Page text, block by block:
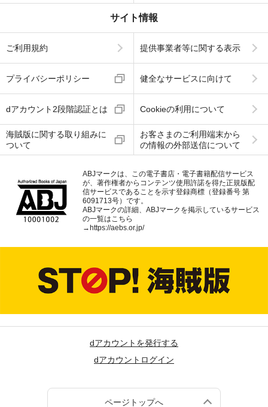
サイト情報
ご利用規約 提供事業者等に関する表示
プライバシーポリシー 健全なサービスに向けて
dアカウント2段階認証とは Cookieの利用について
海賊版に関する取り組みに
ついて
お客さまのご利用端末から
の情報の外部送信について
ABJマークは、この電子書店・電子書籍配信サービス
が、著作権者からコンテンツ使用許諾を得た正規版配
信サービスであることを示す登録商標（登録番号 第
6091713号）です。
ABJマークの詳細、ABJマークを掲示しているサービス
の一覧はこちら
→ https://aebs.or.jp/
dアカウントを発行する
dアカウントログイン
ページトップへ